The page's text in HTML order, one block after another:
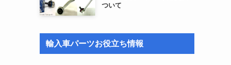
ついて
輸入車パーツお役立ち情報